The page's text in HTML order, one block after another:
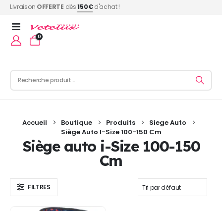
Livraison OFFERTE dès150€d'achat !
0
Accueil Boutique Produits
Siege Auto
Siège Auto I-Size 100-150 Cm
Siège auto i-Size 100-150
Cm
FILTRES